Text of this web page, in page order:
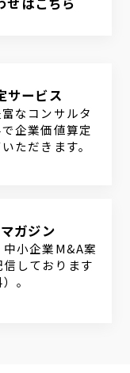
サービス
なコンサルタ
企業価値算定
ただきます。
ガジン
中小企業M&A案
しております
。